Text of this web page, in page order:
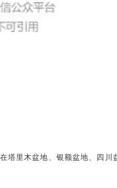
里木盆地、银额盆地、四